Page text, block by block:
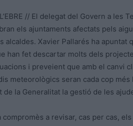
L’EBRE // El delegat del Govern a
els ajuntaments afectats pels
alcaldes. Xavier Pallarés ha
han fet descartar molts dels
i preveient que amb el canvi
meteorològics seran cada cop
de la Generalitat la gestió de les
compromès a revisar, cas per cas,